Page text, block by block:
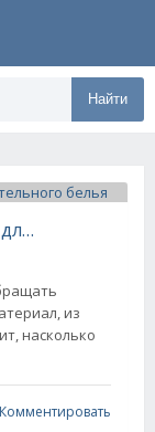
Найти
Главные критерии выбора ткани для постельного белья
из
насколько
Комментировать